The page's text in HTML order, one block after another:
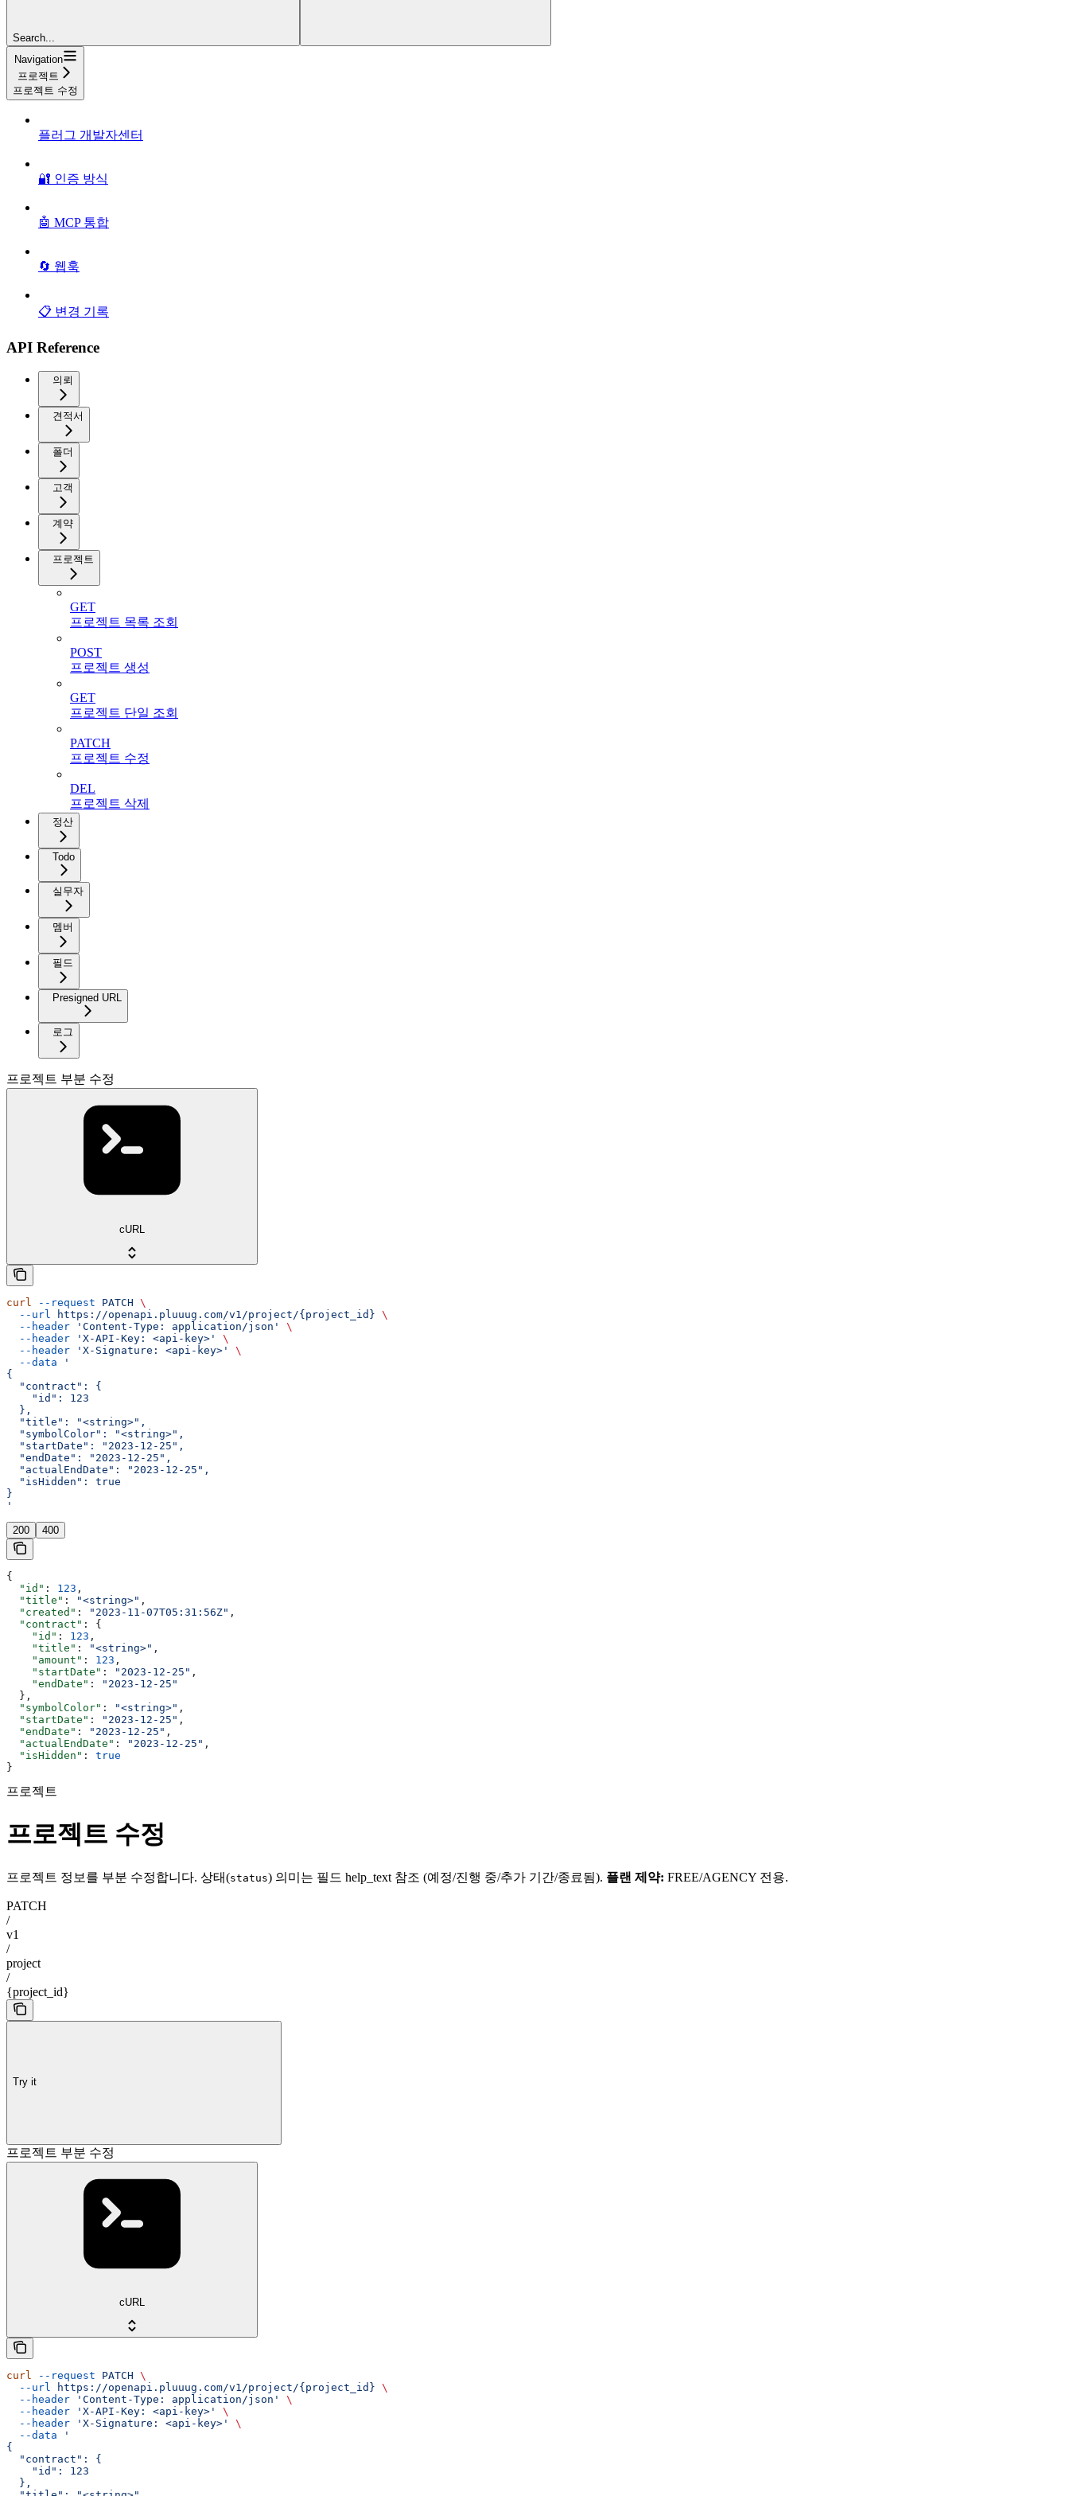
Search...
Navigation
프로젝트
프로젝트 수정
플러그 개발자센터
🔐 인증 방식
🤖 MCP 통합
🔄 웹훅
📋 변경 기록
API Reference
의뢰
견적서
폴더
고객
계약
프로젝트
GET
프로젝트 목록 조회
POST
프로젝트 생성
GET
프로젝트 단일 조회
PATCH
프로젝트 수정
DEL
프로젝트 삭제
정산
Todo
실무자
멤버
필드
Presigned URL
로그
프로젝트 부분 수정
cURL
curl --request PATCH \
  --url
https://openapi.pluuug.com/v1/project/{project_id} \
  --header
'Content-Type: application/json'
\
  --header
'X-API-Key: <api-key>'
\
  --header
'X-Signature: <api-key>'
\
  --data
'
{
  "contract": {
    "id": 123
  },
  "title": "<string>",
  "symbolColor": "<string>",
  "startDate": "2023-12-25",
  "endDate": "2023-12-25",
  "actualEndDate": "2023-12-25",
  "isHidden": true
}
'
200 400
{
  "id"
: 123 ,
  "title"
: "<string>" ,
  "created"
: "2023-11-07T05:31:56Z" ,
  "contract"
: {
    "id"
: 123 ,
    "title"
: "<string>" ,
    "amount"
: 123 ,
    "startDate"
: "2023-12-25" ,
    "endDate"
:
"2023-12-25"
  },
  "symbolColor"
: "<string>" ,
  "startDate"
: "2023-12-25" ,
  "endDate"
: "2023-12-25" ,
  "actualEndDate"
: "2023-12-25" ,
  "isHidden"
: true
}
프로젝트
프로젝트 수정
프로젝트 정보를 부분 수정합니다. 상태(status) 의미는 필드 help_text 참조 (예정/진행 중/추가 기간/종료됨). 플랜 제약: FREE/AGENCY 전용.
PATCH
/
v1
/
project
/
{project_id}
Try it
프로젝트 부분 수정
cURL
curl --request PATCH \
  --url
https://openapi.pluuug.com/v1/project/{project_id} \
  --header
'Content-Type: application/json'
\
  --header
'X-API-Key: <api-key>'
\
  --header
'X-Signature: <api-key>'
\
  --data
'
{
  "contract": {
    "id": 123
  },